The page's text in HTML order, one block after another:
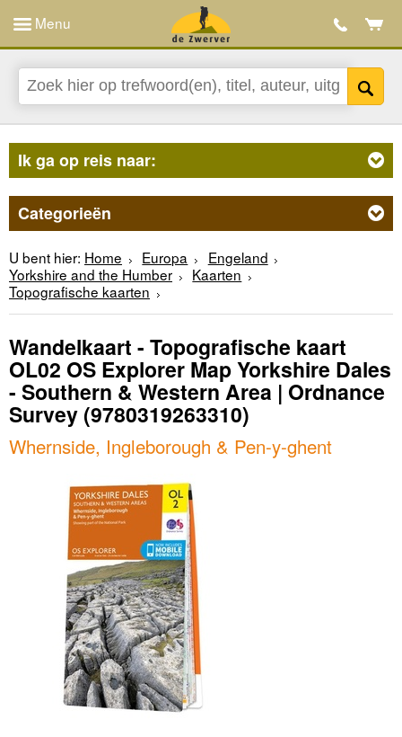
Menu
Ik ga op reis naar:
Categorieën
U bent hier: Home Europa
Engeland
Yorkshire and the Humber
Kaarten
Topografische kaarten
Wandelkaart - Topografische kaart
OL02 OS Explorer Map Yorkshire Dales
- Southern & Western Area | Ordnance
Survey (9780319263310)
Whernside, Ingleborough & Pen-y-ghent